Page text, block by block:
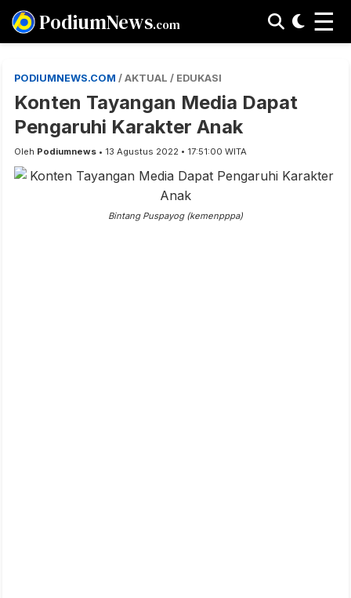
PodiumNews.com ☰
PODIUMNEWS.COM / AKTUAL / EDUKASI
Konten Tayangan Media Dapat
Pengaruhi Karakter Anak
Oleh Podiumnews • 13 Agustus 2022 • 17:51:00 WITA
Bintang Puspayog (kemenpppa)